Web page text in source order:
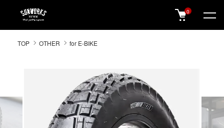
SUNWORKS 公式オンラインショップ
0
TOP OTHER for E-BIKE